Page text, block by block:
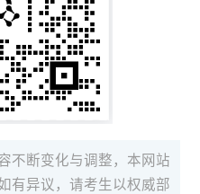
不断变化与调整，本网站
有异议，请考生以权威部